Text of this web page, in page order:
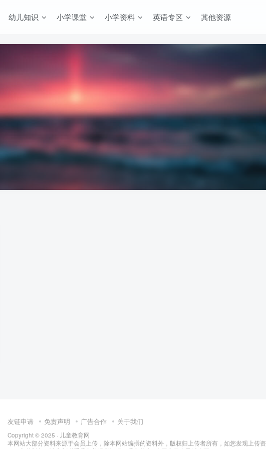
幼儿知识 小学课堂 小学资料 英语专区 其他资源
友链申请 免责声明 广告合作 关于我们
Copyright © 2025 · 儿童教育网
本网站大部分资料来源于会员上传，除本网站编撰的资料外，版权归上传者所有，如您发现上传